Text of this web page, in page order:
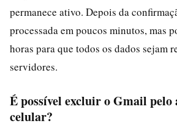
permanece ativo. Depois da
processada em poucos minutos, mas
horas para que todos os dados sejam
servidores.
É possível excluir o Gmail
celular?